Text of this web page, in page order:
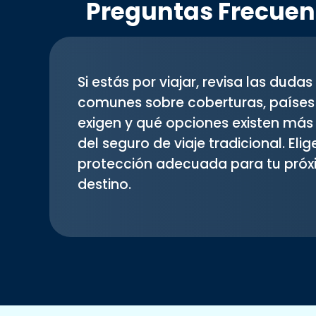
Preguntas
Si estás por viajar, revisa las
comunes sobre coberturas,
exigen y qué opciones existen
del seguro de viaje tradicional.
protección adecuada para tu
destino.